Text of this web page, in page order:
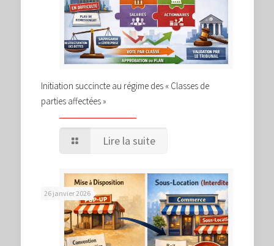
Initiation succincte au régime des « Classes de
parties affectées »
Lire la suite
26 janvier 2026